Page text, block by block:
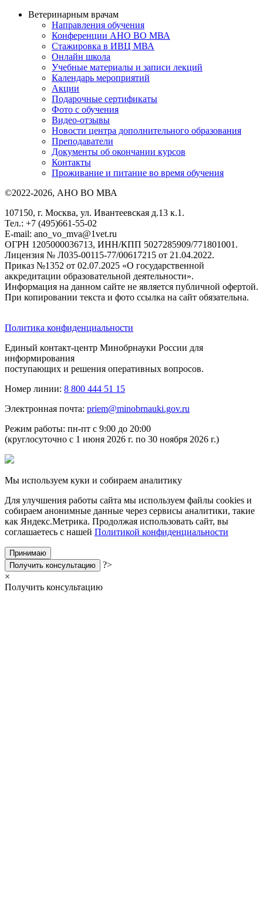
Ветеринарным врачам
Направления обучения
Конференции АНО ВО МВА
Стажировка в ИВЦ МВА
Онлайн школа
Учебные материалы и записи лекций
Календарь мероприятий
Акции
Подарочные сертификаты
Фото с обучения
Видео-отзывы
Новости центра дополнительного образования
Преподаватели
Документы об окончании курсов
Контакты
Проживание и питание во время обучения
©2022-2026, АНО ВО МВА
107150, г. Москва, ул. Ивантеевская д.13 к.1.
Тел.: +7 (495)661-55-02
E-mail: ano_vo_mva@1vet.ru
ОГРН 1205000036713, ИНН/КПП 5027285909/771801001.
Лицензия № Л035-00115-77/00617215 от 21.04.2022.
Приказ №1352 от 02.07.2025 «О государственной
аккредитации образовательной деятельности».
Информация на данном сайте не является публичной офертой.
При копировании текста и фото ссылка на сайт обязательна.
Политика конфиденциальности
Единый контакт-центр Минобрнауки России для
информирования
поступающих и решения оперативных вопросов.
Номер линии: 8 800 444 51 15
Электронная почта: priem@minobrnauki.gov.ru
Режим работы: пн-пт с 9:00 до 20:00
(круглосуточно с 1 июня 2026 г. по 30 ноября 2026 г.)
Мы используем куки и собираем аналитику
Для улучшения работы сайта мы используем файлы cookies и
собираем анонимные данные через сервисы аналитики, такие
как Яндекс.Метрика. Продолжая использовать сайт, вы
соглашаетесь с нашей Политикой конфиденциальности
Принимаю
Получить консультацию
?>
×
Получить консультацию